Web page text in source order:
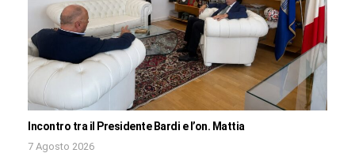
Incontro tra il Presidente Bardi e l’on. Mattia
7 Agosto 2026